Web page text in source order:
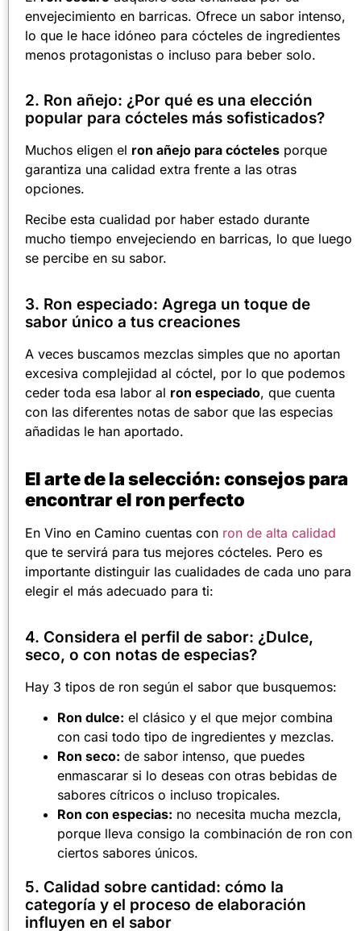
envejecimiento en barricas. Ofrece un sabor intenso,
lo que le hace idóneo para cócteles de ingredientes
menos protagonistas o incluso para beber solo.
2. Ron añejo: ¿Por qué es una elección
popular para cócteles más sofisticados?
Muchos eligen el ron añejo para cócteles porque
garantiza una calidad extra frente a las otras
opciones.
Recibe esta cualidad por haber estado durante
mucho tiempo envejeciendo en barricas, lo que luego
se percibe en su sabor.
3. Ron especiado: Agrega un toque de
sabor único a tus creaciones
A veces buscamos mezclas simples que no aportan
excesiva complejidad al cóctel, por lo que podemos
ceder toda esa labor al ron especiado, que cuenta
con las diferentes notas de sabor que las especias
añadidas le han aportado.
El arte de la selección: consejos para
encontrar el ron perfecto
En Vino en Camino cuentas con ron de alta calidad
que te servirá para tus mejores cócteles. Pero es
importante distinguir las cualidades de cada uno para
elegir el más adecuado para ti:
4. Considera el perfil de sabor: ¿Dulce,
seco, o con notas de especias?
Hay 3 tipos de ron según el sabor que busquemos:
Ron dulce: el clásico y el que mejor combina
con casi todo tipo de ingredientes y mezclas.
Ron seco: de sabor intenso, que puedes
enmascarar si lo deseas con otras bebidas de
sabores cítricos o incluso tropicales.
Ron con especias: no necesita mucha mezcla,
porque lleva consigo la combinación de ron con
ciertos sabores únicos.
5. Calidad sobre cantidad: cómo la
categoría y el proceso de elaboración
influyen en el sabor